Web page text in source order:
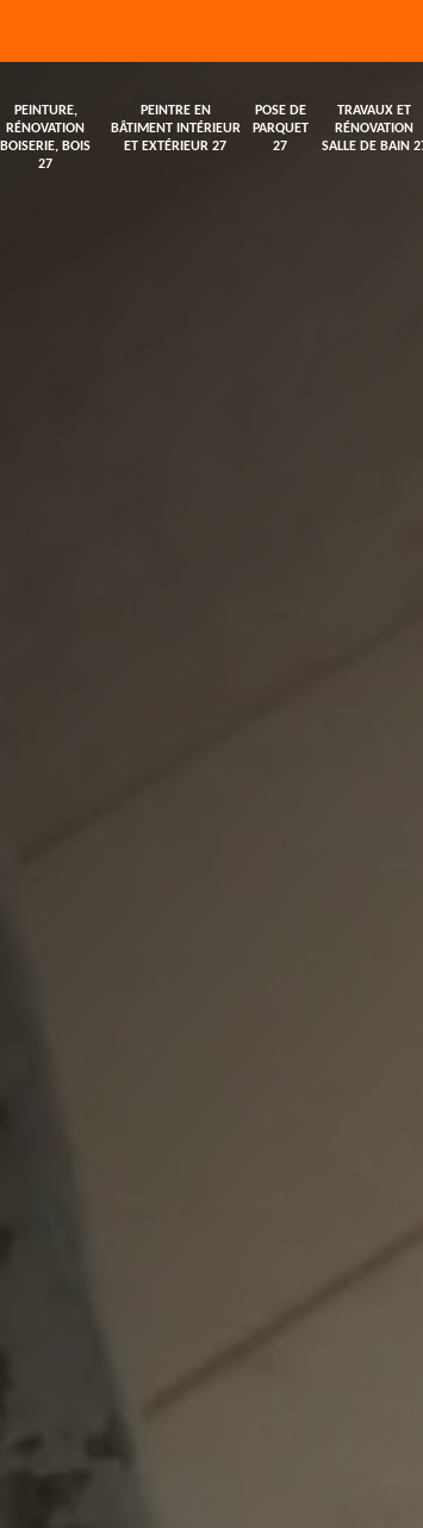
PEINTURE,
RÉNOVATION
BOISERIE, BOIS
27
PEINTRE EN
BÂTIMENT INTÉRIEUR
ET EXTÉRIEUR 27
POSE DE
PARQUET
27
TRAVAUX ET
RÉNOVATION
SALLE DE BAIN